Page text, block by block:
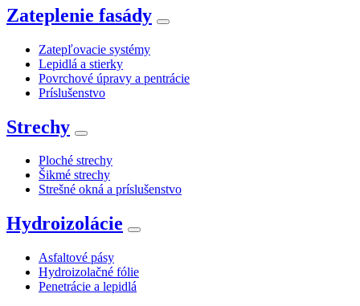
Zateplenie fasády
Zatepľovacie systémy
Lepidlá a stierky
Povrchové úpravy a pentrácie
Príslušenstvo
Strechy
Ploché strechy
Šikmé strechy
Strešné okná a príslušenstvo
Hydroizolácie
Asfaltové pásy
Hydroizolačné fólie
Penetrácie a lepidlá